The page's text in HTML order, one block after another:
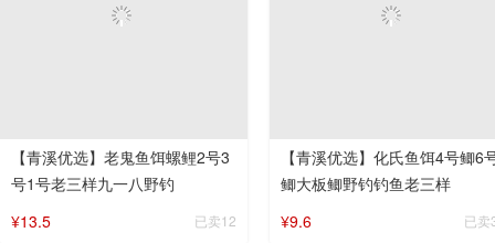
【青溪优选】老鬼鱼饵螺鲤2号3
号1号老三样九一八野钓
¥13.5
已卖12
【青溪优选】化氏鱼饵4号鲫6
鲫大板鲫野钓钓鱼老三样
¥9.6
已卖